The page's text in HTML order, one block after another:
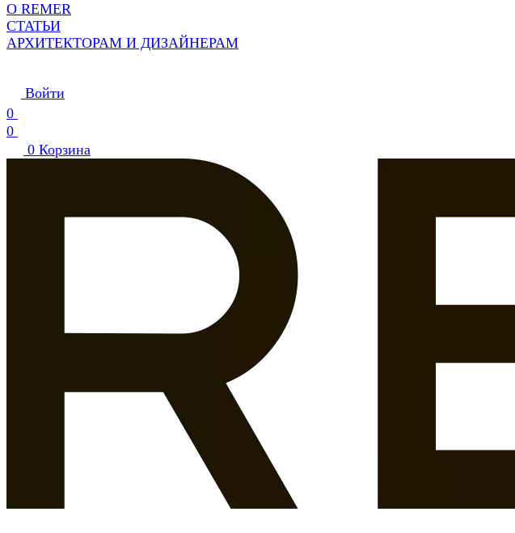
О REMER
СТАТЬИ
АРХИТЕКТОРАМ И ДИЗАЙНЕРАМ
Войти
0
0
0 Корзина